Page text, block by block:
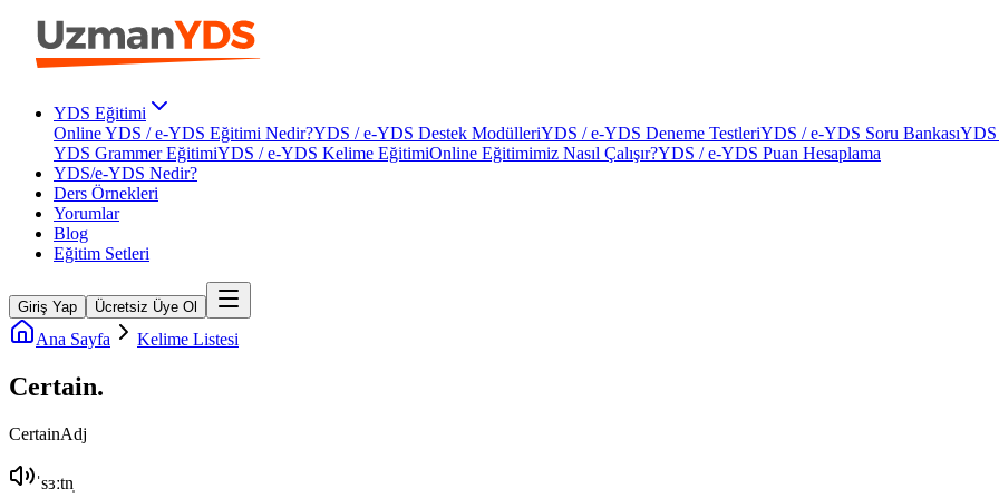
YDS Eğitimi
Online YDS / e-YDS Eğitimi Nedir?YDS / e-YDS Destek ModülleriYDS / e-YDS Deneme TestleriYDS / e-YDS Soru BankasıYDS
YDS Grammer EğitimiYDS / e-YDS Kelime EğitimiOnline Eğitimimiz Nasıl Çalışır?YDS / e-YDS Puan Hesaplama
YDS/e-YDS Nedir?
Ders Örnekleri
Yorumlar
Blog
Eğitim Setleri
Giriş Yap Ücretsiz Üye Ol
Ana Sayfa Kelime Listesi
Certain.
CertainAdj
ˈsɜːtn̩